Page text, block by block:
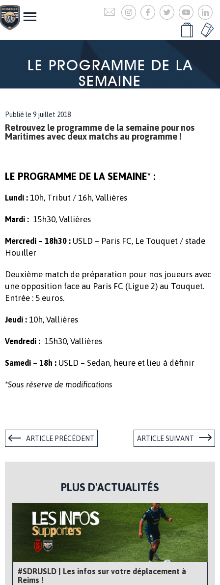
LE PROGRAMME DE LA
SEMAINE
Publié le 9 juillet 2018
Retrouvez le programme de la semaine pour nos
Maritimes avec deux matchs au programme !
LE PROGRAMME DE LA SEMAINE* :
Lundi : 10h, Tribut / 16h, Vallières
Mardi : 15h30, Vallières
Mercredi – 18h30 : USLD – Paris FC, Le Touquet / stade
Houiller
Deuxième match de préparation pour nos joueurs avec
une opposition face au Paris FC (Ligue 2) au Touquet.
Entrée : 5 euros.
Jeudi : 10h, Vallières
Vendredi : 15h30, Vallières
Samedi – 18h : USLD – Sedan, heure et lieu à définir
*Sous réserve de modifications
ARTICLE PRÉCÉDENT ARTICLE SUIVANT
PLUS D'ACTUALITÉS
#SDRUSLD | Les infos sur votre déplacement à
Reims !